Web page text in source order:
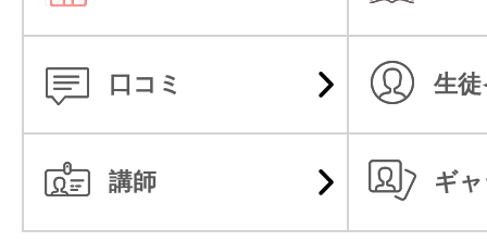
口コミ 生
講師 ギ